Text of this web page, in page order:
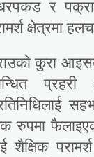
धरपकड र
क्षेत्रमा
कुरा
प्रहरी
रुपमा
शैक्षिक